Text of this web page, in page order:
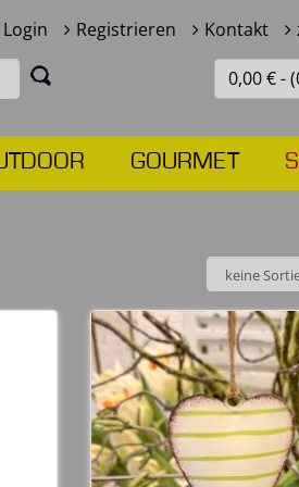
Login Registrieren Kontakt
0,00 € -
GOURMET